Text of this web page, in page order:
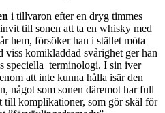
i tillvaron efter en dryg timmes
till sonen att ta en whisky med
hem, försöker han i stället möta
viss komikladdad svårighet ger han
speciella terminologi. I sin iver
att inte kunna hålla isär den
något som sonen däremot har full
till komplikationer, som gör skäl för